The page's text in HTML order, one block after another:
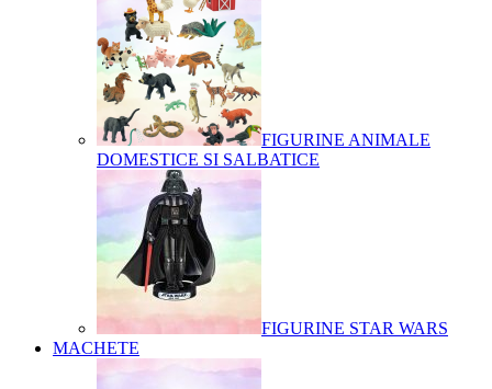
FIGURINE ANIMALE
DOMESTICE SI SALBATICE
FIGURINE STAR WARS
MACHETE